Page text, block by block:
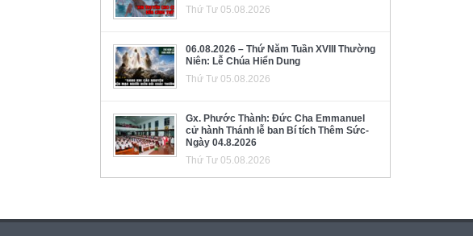
Thứ Tư 05.08.2026
06.08.2026 – Thứ Năm Tuần XVIII Thường
Niên: Lễ Chúa Hiển Dung
Thứ Tư 05.08.2026
Gx. Phước Thành: Đức Cha Emmanuel
cử hành Thánh lễ ban Bí tích Thêm Sức-
Ngày 04.8.2026
Thứ Tư 05.08.2026